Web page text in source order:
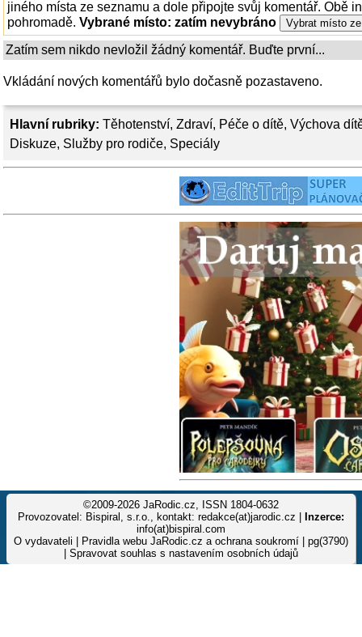
Hlavní rubriky: Těhotenství, Zdraví, Péče o dítě, Výchova
Diskuze, Služby pro rodiče, Speciály
jiného místa ze seznamu a dole připojte svůj komentář. Obě
pohromadě. Vybrané místo: zatím nevybráno
Zatím sem nikdo nevložil žádný komentář. Buďte první...
Vkládání nových komentářů bylo dočasně pozastaveno.
©2009-2026 JaRodic.cz, ISSN 1804-0632
Provozovatel: Bispiral, s.r.o., kontakt: redakce(at)jarodic.cz |
Inzerce:
info(at)bispiral.com
O vydavateli
Pravidla webu JaRodic.cz a ochrana soukromí | pg(3790)
Spravovat souhlas s nastavením osobních údajů